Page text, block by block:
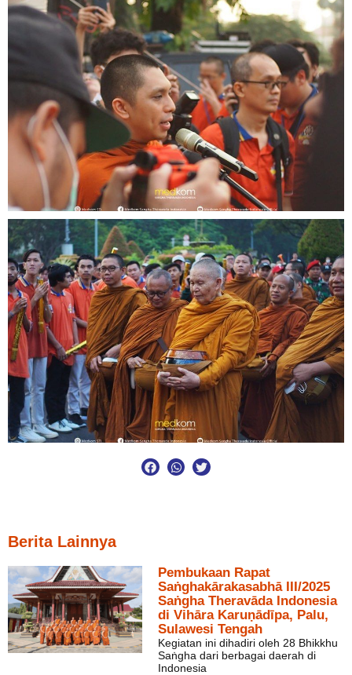
Berita Lainnya
Pembukaan Rapat
Saṅghakārakasabhā III/2025
Saṅgha Theravāda Indonesia
di Vihāra Karuṇādīpa, Palu,
Sulawesi Tengah
Kegiatan ini dihadiri oleh 28 Bhikkhu
Saṅgha dari berbagai daerah di
Indonesia